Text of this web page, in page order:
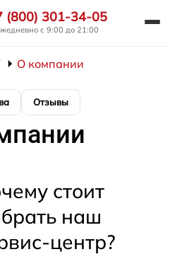
(800) 301-34-05
с 9:00 до 21:00
О компании
Отзывы
стоит
наш
центр?